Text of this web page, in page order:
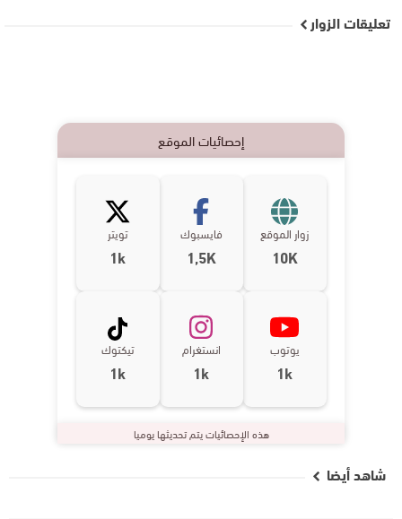
تعليقات الزوار
إحصائيات الموقع
زوار الموقع
10K
فايسبوك
1,5K
تويتر
1k
يوتوب
1k
انستغرام
1k
تيكتوك
1k
هذه الإحصائيات يتم تحديثها يوميا
شاهد أيضا